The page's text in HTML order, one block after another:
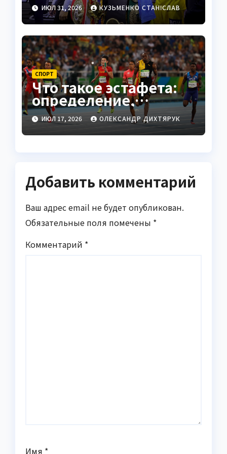
2026
ИЮЛ 31, 2026 КУЗЬМЕНКО СТАНІСЛАВ
СПОРТ
Что такое эстафета:
определение,
история и правила
ИЮЛ 17, 2026 ОЛЕКСАНДР ДИХТЯРУК
Добавить комментарий
Ваш адрес email не будет опубликован.
Обязательные поля помечены *
Комментарий *
Имя *